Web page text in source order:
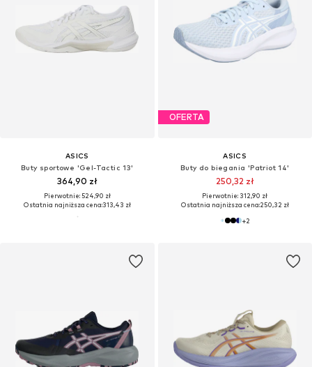
ASICS
Buty sportowe 'Gel-Tactic 13'
364,90 zł
Pierwotnie: 524,90 zł
Ostatnia najniższa cena:313,43 zł
OFERTA
ASICS
Buty do biegania 'Patriot 14'
250,32 zł
Pierwotnie: 312,90 zł
Ostatnia najniższa cena:250,32 zł
+2